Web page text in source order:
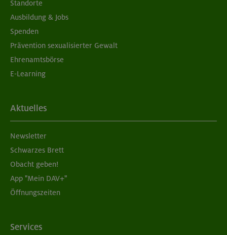
Standorte
Ausbildung & Jobs
Spenden
Prävention sexualisierter Gewalt
Ehrenamtsbörse
E-Learning
Aktuelles
Newsletter
Schwarzes Brett
Obacht geben!
App "Mein DAV+"
Öffnungszeiten
Services